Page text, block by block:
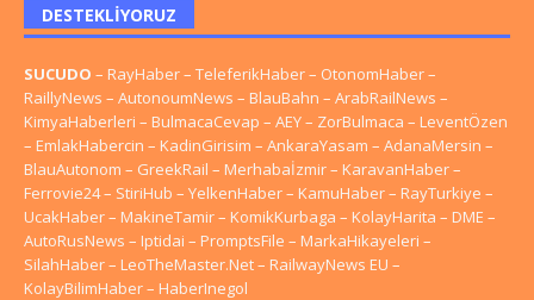
DESTEKLIYORUZ
SUCUDO – RayHaber– TeleferikHaber– OtonomHaber–
RaillyNews – AutonoumNews – BlauBahn – ArabRailNews –
KimyaHaberleri – BulmacaCevap – AEY– ZorBulmaca – LeventÖzen
– EmlakHabercin – KadinGirisim – AnkaraYasam – AdanaMersin –
BlauAutonom – GreekRail – Merhabaİzmir– KaravanHaber–
Ferrovie24– StiriHub – YelkenHaber– KamuHaber– RayTurkiye –
UcakHaber– MakineTamir– KomikKurbaga – KolayHarita – DME –
AutoRusNews – Iptidai – PromptsFile – MarkaHikayeleri –
SilahHaber– LeoTheMaster.Net– RailwayNews EU –
KolayBilimHaber– HaberInegol